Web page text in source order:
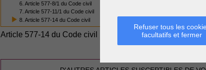
Refuser tous les
facultatifs et fermer
6. Article 577-8/1 du Code civil
7. Article 577-11/1 du Code civil
8. Article 577-14 du Code civil
Article 577-14 du Code civil